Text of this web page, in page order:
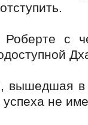
с
вышедшая
не